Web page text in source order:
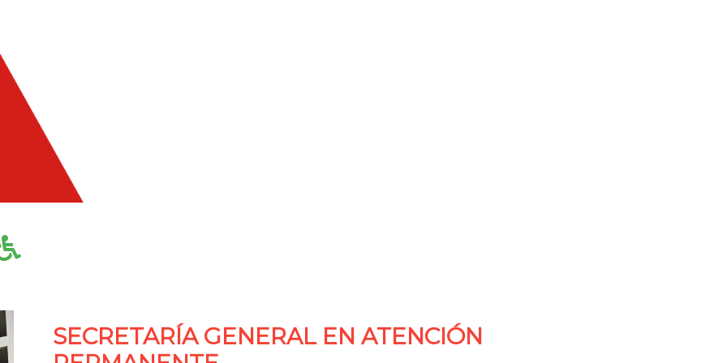
SECRETARÍA GENERAL EN ATENCIÓN